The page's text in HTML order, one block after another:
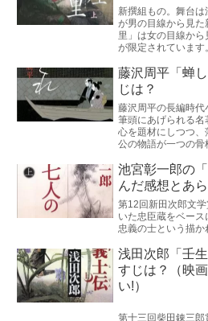
新撰組もの。舞台は
が男の目線から見
里」は女の目線か
が限定されています
となっている...
藤沢周平「蝉
じは？
藤沢周平の長編時代
筆頭にあげられる
心を題材にしつつ、
公の物語が一つの骨
池宮彰一郎の
んだ感想とあ
第12回新田次郎文
いた忠臣蔵をベース
忠義の士という描か
浅田次郎「壬
すじは？（映
い!）
第十三回柴田錬三